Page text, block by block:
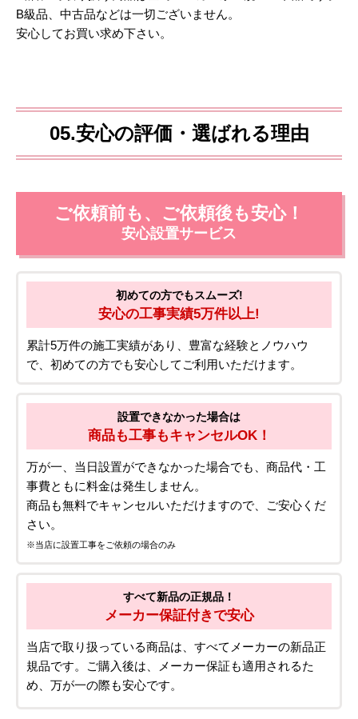
B級品、中古品などは一切ございません。
安心してお買い求め下さい。
05.安心の評価・選ばれる理由
ご依頼前も、ご依頼後も安心！
安心設置サービス
初めての方でもスムーズ!
安心の工事実績5万件以上!
累計5万件の施工実績があり、豊富な経験とノウハウ
で、初めての方でも安心してご利用いただけます。
設置できなかった場合は
商品も工事もキャンセルOK！
万が一、当日設置ができなかった場合でも、商品代・工
事費ともに料金は発生しません。
商品も無料でキャンセルいただけますので、ご安心くだ
さい。
※当店に設置工事をご依頼の場合のみ
すべて新品の正規品！
メーカー保証付きで安心
当店で取り扱っている商品は、すべてメーカーの新品正
規品です。ご購入後は、メーカー保証も適用されるた
め、万が一の際も安心です。